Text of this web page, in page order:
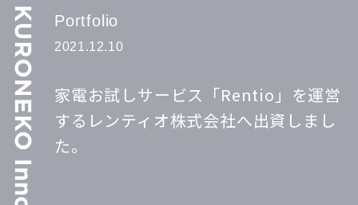
Portfolio
2021.12.10
家電お試しサービス「Rentio」を運営
するレンティオ株式会社へ出資しまし
た。